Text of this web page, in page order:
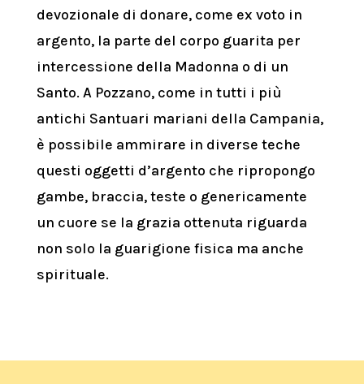
devozionale di donare, come ex voto in
argento, la parte del corpo guarita per
intercessione della Madonna o di un
Santo. A Pozzano, come in tutti i più
antichi Santuari mariani della Campania,
è possibile ammirare in diverse teche
questi oggetti d’argento che ripropongo
gambe, braccia, teste o genericamente
un cuore se la grazia ottenuta riguarda
non solo la guarigione fisica ma anche
spirituale.